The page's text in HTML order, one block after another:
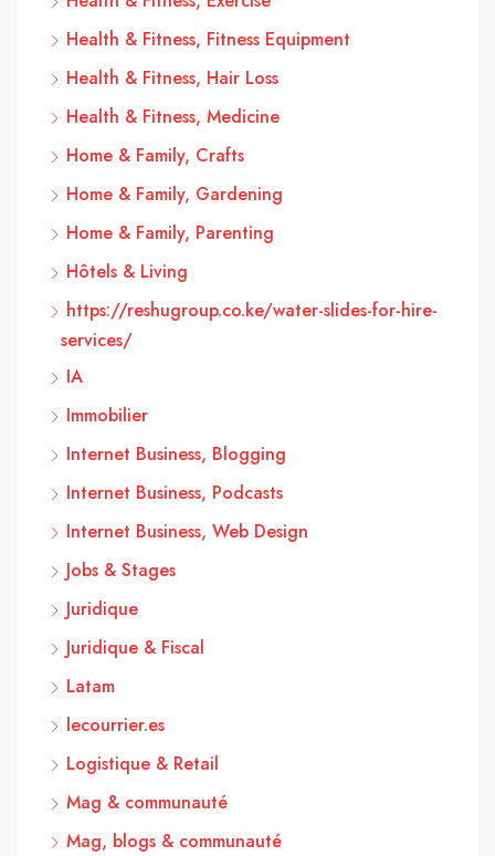
Health & Fitness, Fitness Equipment
Health & Fitness, Hair Loss
Health & Fitness, Medicine
Home & Family, Crafts
Home & Family, Gardening
Home & Family, Parenting
Hôtels & Living
https://reshugroup.co.ke/water-slides-for-hire-
services/
IA
Immobilier
Internet Business, Blogging
Internet Business, Podcasts
Internet Business, Web Design
Jobs & Stages
Juridique
Juridique & Fiscal
Latam
lecourrier.es
Logistique & Retail
Mag & communauté
Mag, blogs & communauté